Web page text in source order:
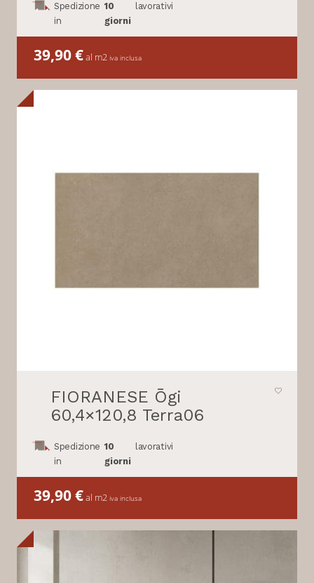
Spedizione
in
10
giorni
lavorativi
39,90€al m2 iva inclusa
FIORANESE Ōgi
60,4×120,8 Terra06
Spedizione
in
10
giorni
lavorativi
39,90€al m2 iva inclusa